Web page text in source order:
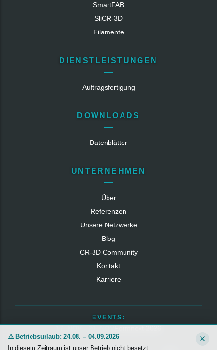
SmartFAB
SliCR‑3D
Filamente
DIENSTLEISTUNGEN
Auftragsfertigung
DOWNLOADS
Datenblätter
UNTERNEHMEN
Über
Referenzen
Unsere Netzwerke
Blog
CR‑3D Community
Kontakt
Karriere
EVENTS:
⚠️ Betriebsurlaub: 24.08. – 04.09.2026
In diesem Zeitraum ist unser Betrieb nicht besetzt.